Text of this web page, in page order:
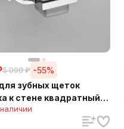
5 090 ₽ -55%
зубных щеток
к стене квадратный
R)